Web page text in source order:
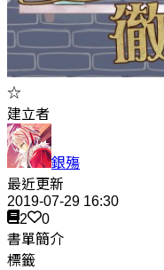
☆
建立者
銀殤
最近更新
2019-07-29 16:30
2
0
書單簡介
標籤